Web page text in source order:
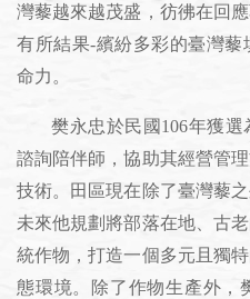
灣藜越來越茂盛，彷彿在回
有所結果-繽紛多彩的臺灣
命力。
樊永忠於民國106年獲選
諮詢陪伴師，協助其經營管
技術。田區現在除了臺灣藜
未來他規劃將部落在地、古
統作物，打造一個多元且獨
態環境。除了作物生產外，